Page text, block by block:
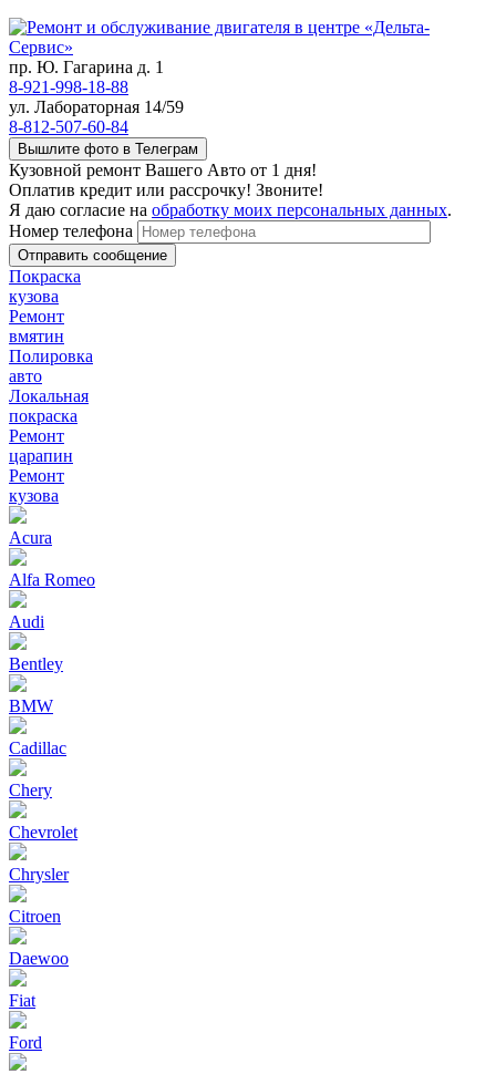
пр. Ю. Гагарина д. 1
8-921-998-18-88
ул. Лабораторная 14/59
8-812-507-60-84
Вышлите фото в Телеграм
Кузовной ремонт Вашего Авто от 1 дня!
Оплатив кредит или рассрочку! Звоните!
Я даю согласие на обработку моих персональных данных.
Номер телефона
Покраска
кузова
Ремонт
вмятин
Полировка
авто
Локальная
покраска
Ремонт
царапин
Ремонт
кузова
Acura
Alfa Romeo
Audi
Bentley
BMW
Cadillac
Chery
Chevrolet
Chrysler
Citroen
Daewoo
Fiat
Ford